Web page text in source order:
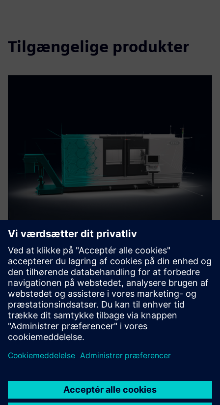
Tilgængelige produkter
MAG Digital Twin with Run
MyVirtual Machine
Med MAGs digitale maskinmodel kan du oprette, validere
og optimere NC-programmer på din maskines digitale
tvilling — offline på pc'en i produktionsplanlægningen.
Få mere at vide